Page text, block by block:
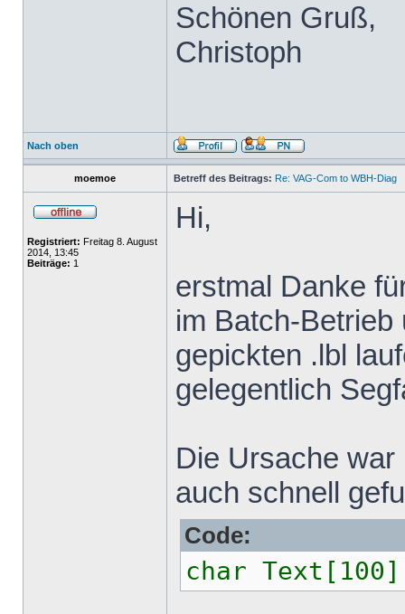
Schönen Gruß,
Christoph
Nach oben
moemoe Betreff des Beitrags: Re: VAG-Com to WBH-Diag
Registriert: Freitag 8. August
2014, 13:45
Beiträge: 1
Hi,
erstmal Danke
im Batch-
gepickten .lbl
gelegentlich
Die Ursache
auch schnell
Code:
char